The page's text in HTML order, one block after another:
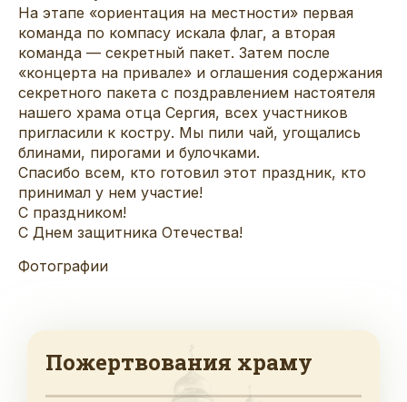
На этапе «ориентация на местности» первая
команда по компасу искала флаг, а вторая
команда — секретный пакет. Затем после
«концерта на привале» и оглашения содержания
секретного пакета с поздравлением настоятеля
нашего храма отца Сергия, всех участников
пригласили к костру. Мы пили чай, угощались
блинами, пирогами и булочками.
Спасибо всем, кто готовил этот праздник, кто
принимал у нем участие!
С праздником!
С Днем защитника Отечества!
Фотографии
Пожертвования храму